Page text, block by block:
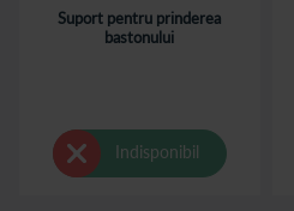
Suport pentru prinderea
bastonului
Indisponibil